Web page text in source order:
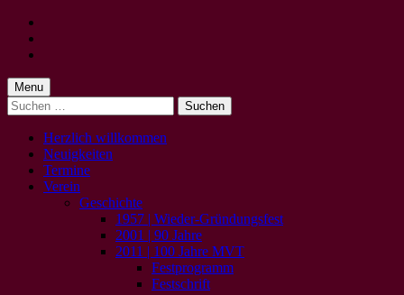
content
footer
Menu
Suchen
nach:
Herzlich willkommen
Neuigkeiten
Termine
Verein
Geschichte
1957 | Wieder-Gründungsfest
2001 | 90 Jahre
2011 | 100 Jahre MVT
Festprogramm
Festschrift